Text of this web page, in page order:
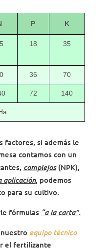
P K
18 35
36 70
72 140
factores, si además le
contamos con un
complejos(NPK),
aplicación, podemos
para su cultivo.
fórmulas “a la carta”.
equipo técnico
el fertilizante